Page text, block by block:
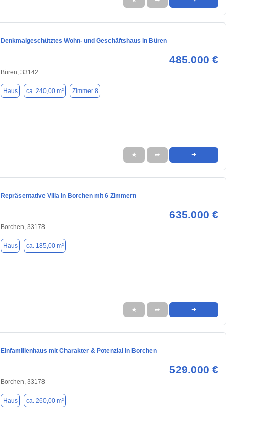
Denkmalgeschütztes Wohn- und Geschäftshaus in Büren
485.000 €
Büren, 33142
Haus ca. 240,00 m² Zimmer 8
★ ➦ ➜
Repräsentative Villa in Borchen mit 6 Zimmern
635.000 €
Borchen, 33178
Haus ca. 185,00 m²
★ ➦ ➜
Einfamilienhaus mit Charakter & Potenzial in Borchen
529.000 €
Borchen, 33178
Haus ca. 260,00 m²